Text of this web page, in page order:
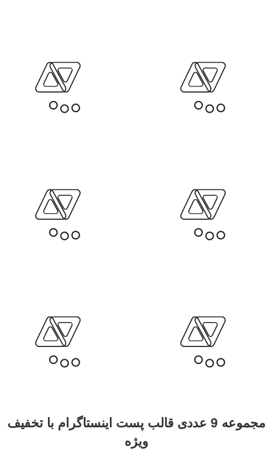
مجموعه 9 عددی قالب پست اینستاگرام با تخفیف
ویژه